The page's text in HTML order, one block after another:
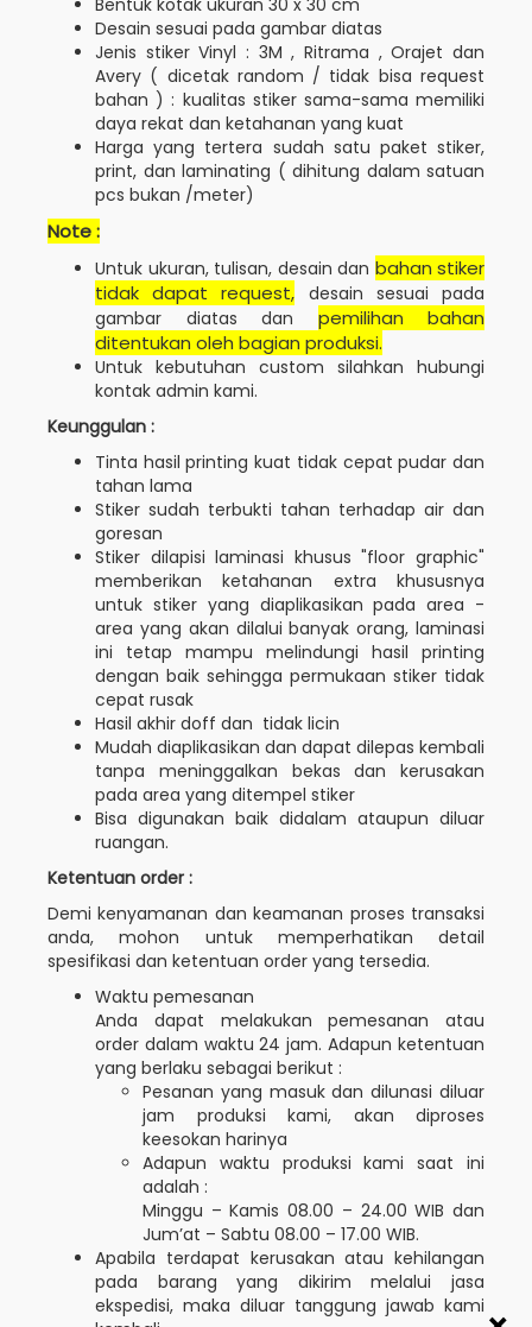
Bentuk kotak ukuran 30 x 30 cm
Desain sesuai pada gambar diatas
Jenis stiker Vinyl : 3M , Ritrama , Orajet dan
Avery ( dicetak random / tidak bisa request
bahan ) : kualitas stiker sama-sama memiliki
daya rekat dan ketahanan yang kuat
Harga yang tertera sudah satu paket stiker,
print, dan laminating ( dihitung dalam satuan
pcs bukan /meter)
Note :
Untuk ukuran, tulisan, desain dan bahan stiker
tidak dapat request, desain sesuai pada
gambar diatas dan pemilihan bahan
ditentukan oleh bagian produksi.
Untuk kebutuhan custom silahkan hubungi
kontak admin kami.
Keunggulan :
Tinta hasil printing kuat tidak cepat pudar dan
tahan lama
Stiker sudah terbukti tahan terhadap air dan
goresan
Stiker dilapisi laminasi khusus "floor graphic"
memberikan ketahanan extra khususnya
untuk stiker yang diaplikasikan pada area -
area yang akan dilalui banyak orang, laminasi
ini tetap mampu melindungi hasil printing
dengan baik sehingga permukaan stiker tidak
cepat rusak
Hasil akhir doff dan tidak licin
Mudah diaplikasikan dan dapat dilepas kembali
tanpa meninggalkan bekas dan kerusakan
pada area yang ditempel stiker
Bisa digunakan baik didalam ataupun diluar
ruangan.
Ketentuan order :
Demi kenyamanan dan keamanan proses transaksi
anda, mohon untuk memperhatikan detail
spesifikasi dan ketentuan order yang tersedia.
Waktu pemesanan
Anda dapat melakukan pemesanan atau
order dalam waktu 24 jam. Adapun ketentuan
yang berlaku sebagai berikut :
Pesanan yang masuk dan dilunasi diluar
jam produksi kami, akan diproses
keesokan harinya
Adapun waktu produksi kami saat ini
adalah :
Minggu – Kamis 08.00 – 24.00 WIB dan
Jum’at – Sabtu 08.00 – 17.00 WIB.
Apabila terdapat kerusakan atau kehilangan
pada barang yang dikirim melalui jasa
ekspedisi, maka diluar tanggung jawab kami